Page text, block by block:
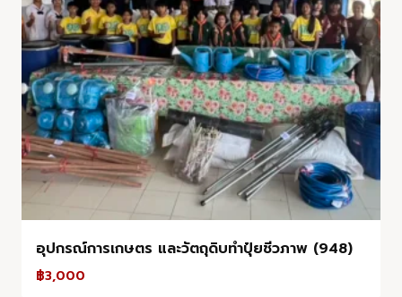
อุปกรณ์การเกษตร และวัตถุดิบทำปุ๋ยชีวภาพ (948)
฿3,000